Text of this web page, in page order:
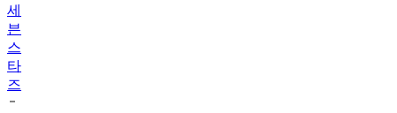
세
븐
스
타
즈